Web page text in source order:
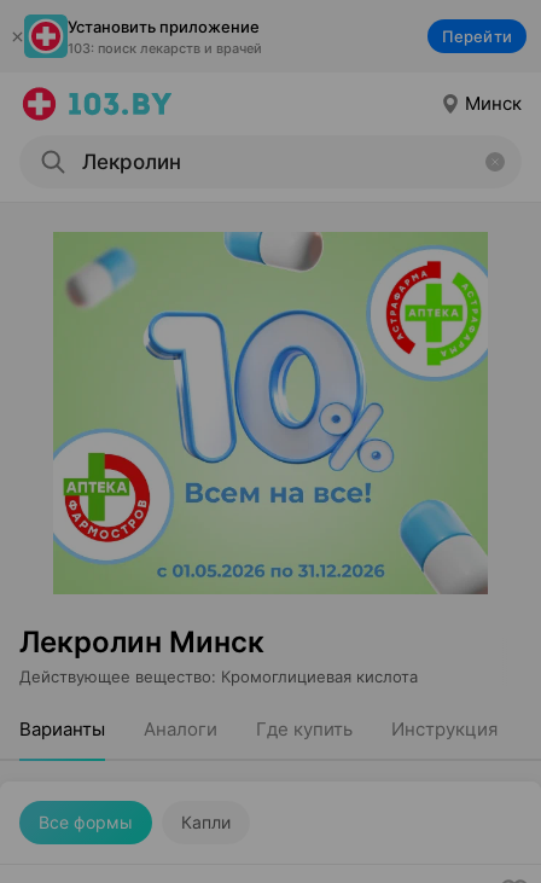
Установить приложение
103: поиск лекарств и врачей
Перейти
Минск
Лекролин Минск
Действующее вещество: Кромоглициевая кислота
Варианты Аналоги Где купить Инструкция
Все формы Капли